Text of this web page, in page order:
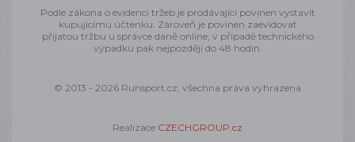
Podle zákona o evidenci tržeb je prodávající povinen vystavit
kupujícímu účtenku. Zároveň je povinen zaevidovat
přijatou tržbu u správce daně online; v případě technického
výpadku pak nejpozději do 48 hodin.
© 2013 - 2026 Runsport.cz, všechna práva vyhrazena
Realizace CZECHGROUP.cz